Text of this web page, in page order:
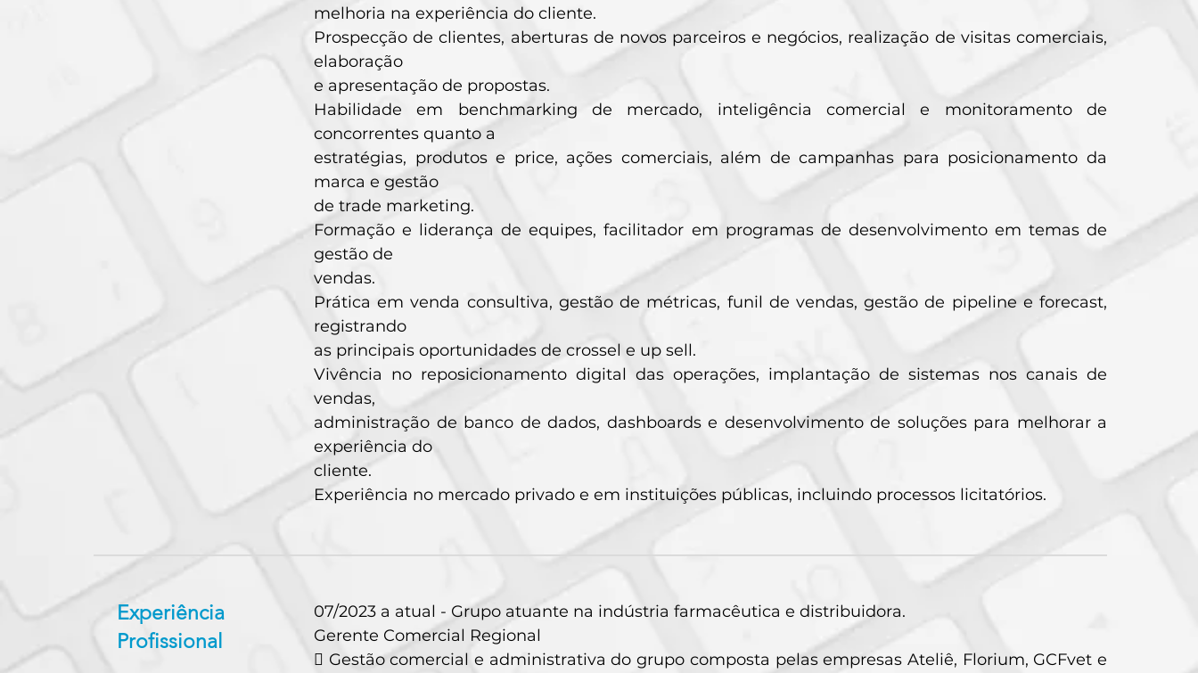
melhoria na experiência do cliente.
Prospecção de clientes, aberturas de novos parceiros e negócios, realização de visitas comerciais,
elaboração
e apresentação de propostas.
Habilidade em benchmarking de mercado, inteligência comercial e monitoramento de
concorrentes quanto a
estratégias, produtos e price, ações comerciais, além de campanhas para posicionamento da
marca e gestão
de trade marketing.
Formação e liderança de equipes, facilitador em programas de desenvolvimento em temas de
gestão de
vendas.
Prática em venda consultiva, gestão de métricas, funil de vendas, gestão de pipeline e forecast,
registrando
as principais oportunidades de crossel e up sell.
Vivência no reposicionamento digital das operações, implantação de sistemas nos canais de
vendas,
administração de banco de dados, dashboards e desenvolvimento de soluções para melhorar a
experiência do
cliente.
Experiência no mercado privado e em instituições públicas, incluindo processos licitatórios.
Experiência
Profissional
07/2023 a atual - Grupo atuante na indústria farmacêutica e distribuidora.
Gerente Comercial Regional
 Gestão comercial e administrativa do grupo composta pelas empresas Ateliê, Florium, GCFvet e